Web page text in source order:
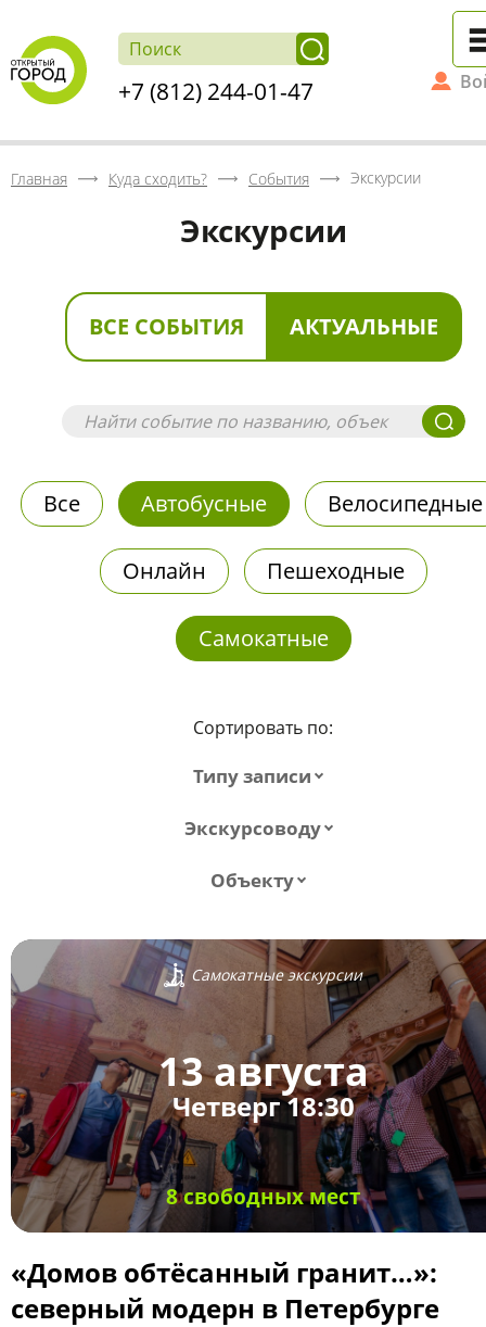
+7 (812) 244-01-47
Главная Куда сходить? События Экскурсии
Экскурсии
ВСЕ СОБЫТИЯ АКТУАЛЬНЫЕ
Все Автобусные Велосипедные
Онлайн Пешеходные
Самокатные
Сортировать по:
Типу записи
Экскурсоводу
Объекту
Самокатные экскурсии
13 августа
Четверг 18:30
8 свободных мест
«Домов обтёсанный гранит…»:
северный модерн в Петербурге